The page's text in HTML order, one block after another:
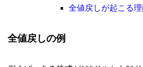
全値戻しが起こる理
全値戻しの例